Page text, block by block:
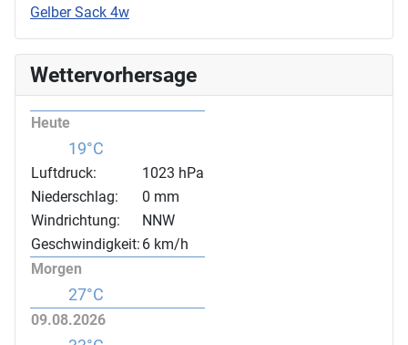
Gelber Sack 4w
Wettervorhersage
Heute
19°C
Luftdruck:
1023 hPa
Niederschlag:
0 mm
Windrichtung:
NNW
Geschwindigkeit: 6 km/h
Morgen
27°C
09.08.2026